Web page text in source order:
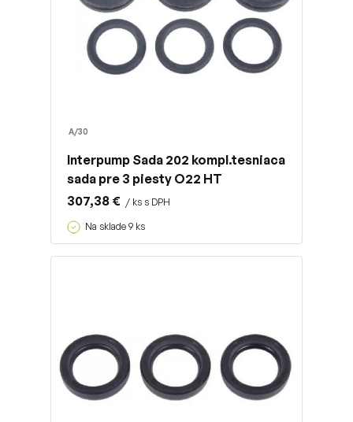
A/30
Interpump Sada 202 kompl.tesniaca
sada pre 3 piesty O22 HT
307,38 € / ks s DPH
Na sklade 9 ks